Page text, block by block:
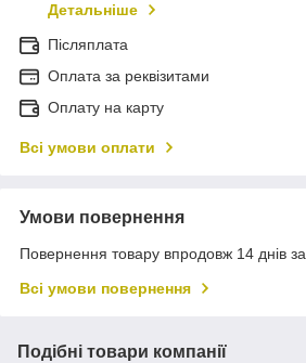
Детальніше
Післяплата
Оплата за реквізитами
Оплату на карту
Всі умови оплати
Умови повернення
Повернення товару впродовж 14 днів
Всі умови повернення
Подібні товари компанії